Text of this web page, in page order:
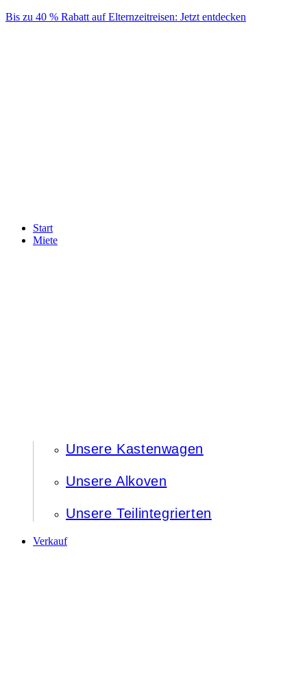
Skip
Bis zu 40 % Rabatt auf Elternzeitreisen: Jetzt entdecken
Start
Miete
Unsere Kastenwagen
Unsere Alkoven
Unsere Teilintegrierten
Verkauf